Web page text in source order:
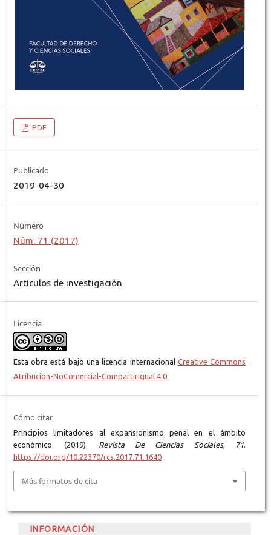
PDF
Publicado
2019-04-30
Número
Núm. 71 (2017)
Sección
Artículos de investigación
Licencia
Esta obra está bajo una licencia internacional Creative Commons
Atribución-NoComercial-CompartirIgual 4.0.
Cómo citar
Principios limitadores al expansionismo penal en el ámbito
económico. (2019). Revista De Ciencias Sociales, 71.
https://doi.org/10.22370/rcs.2017.71.1640
Más formatos de cita
INFORMACIÓN